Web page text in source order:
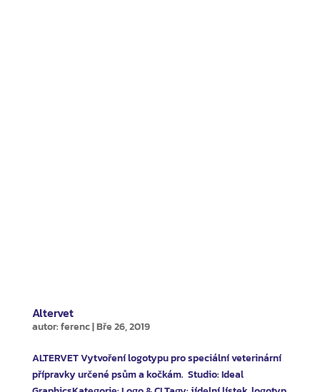
Altervet
autor:ferenc|Bře 26, 2019
ALTERVET Vytvoření logotypu pro speciální veterinární
přípravky určené psům a kočkám. Studio: Ideal